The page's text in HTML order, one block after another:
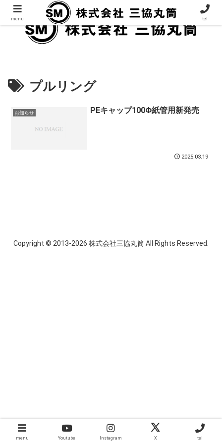
プルリング
お知らせ PEキャップ100Φ紙管用新発売
2025.03.19
Copyright © 2013-2026 株式会社三協丸筒 All Rights Reserved.
menu tel
menu Youtube Instagram X tel